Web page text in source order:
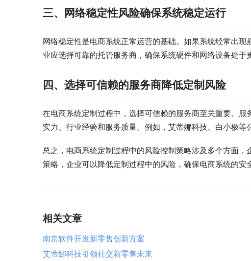
三、网络稳定性风险确保系统稳定运行
网络稳定性是电商系统正常运营的基础。如果系统经常出
业应选择可靠的托管服务商，确保系统硬件和网络设备处
四、选择可信赖的服务商降低定制风险
在电商系统定制过程中，选择可信赖的服务商至关重要。
实力、行业经验和服务质量。例如，艾蒂娜科技、白小极
总之，电商系统定制过程中的风险控制策略涉及多个方面
策略，企业可以降低定制过程中的风险，确保电商系统的安
相关文章
南京软件开发新零售创新方案
艾蒂娜科技引领社交新零售未来